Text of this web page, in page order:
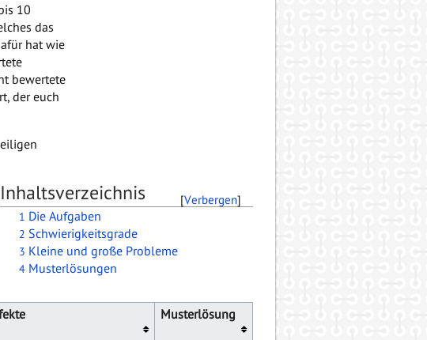
10
das
hat wie
bewertete
der euch
Inhaltsverzeichnis [Verbergen]
1 Die Aufgaben
2 Schwierigkeitsgrade
3 Kleine und große Probleme
4 Musterlösungen
Musterlösung